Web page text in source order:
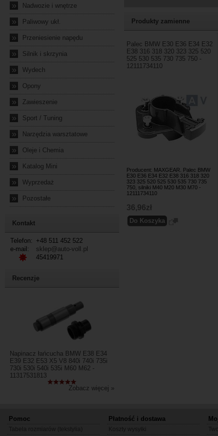
» Nadwozie i wnętrze
» Paliwowy ukł.
» Przeniesienie napędu
» Silnik i skrzynia
» Wydech
» Opony
» Zawieszenie
» Sport / Tuning
» Narzędzia warsztatowe
» Oleje i Chemia
» Katalog Mini
» Wyprzedaż
» Pozostałe
Kontakt
Telefon:
+48 511 452 522
e-mail:
sklep@auto-voll.pl
45419971
Recenzje
Napinacz łańcucha BMW E38 E34
E39 E32 E53 X5 V8 840i 740i 735i
730i 530i 540i 535i M60 M62 -
11317531813
Zobacz więcej »
Produkty zamienne
Palec BMW E30 E36 E34 E32
E38 316 318 320 323 325 520
525 530 535 730 735 750 -
12111734110
Producent: MAXGEAR. Palec BMW
E30 E36 E34 E32 E38 316 318 320
323 325 520 525 530 535 730 735
750, silniki M40 M20 M30 M70 -
12111734110
36,96zł
Pomoc Płatność i dostawa